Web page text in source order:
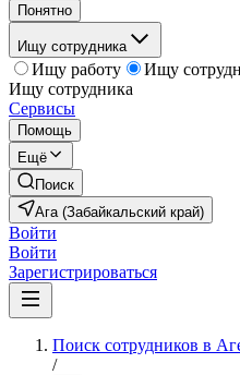
Понятно
Ищу сотрудника
Ищу работу
Ищу
Ищу сотрудника
Сервисы
Помощь
Ещё
Поиск
Ага (Забайкальский край)
Войти
Войти
Зарегистрироваться
Поиск сотрудников в
/